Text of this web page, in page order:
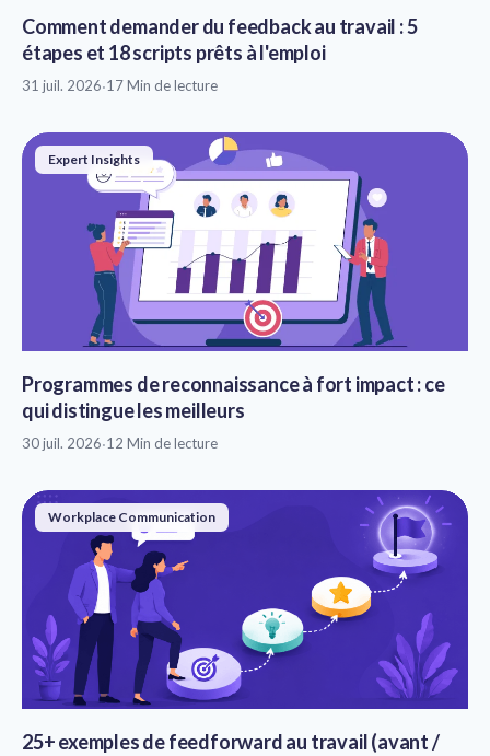
Comment demander du feedback au travail : 5
étapes et 18 scripts prêts à l'emploi
31 juil. 2026·17 Min de lecture
Expert Insights
Programmes de reconnaissance à fort impact : ce
qui distingue les meilleurs
30 juil. 2026·12 Min de lecture
Workplace Communication
25+ exemples de feedforward au travail (avant /